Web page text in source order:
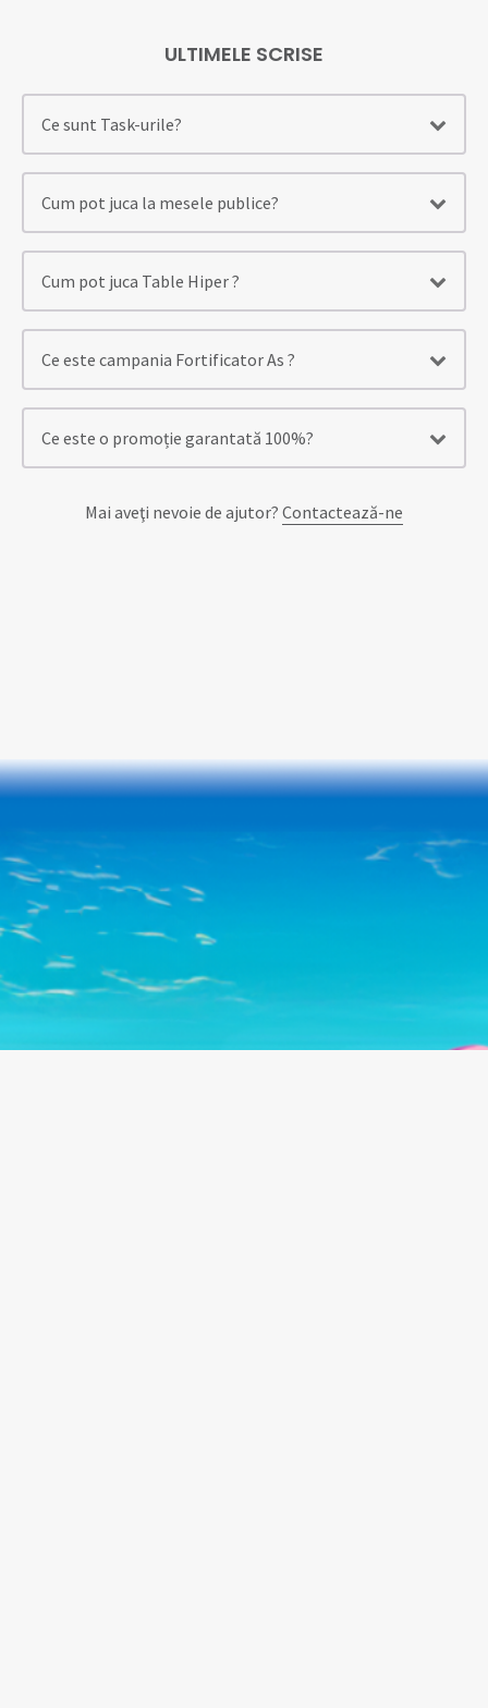
ULTIMELE SCRISE
Ce sunt Task-urile?
Cum pot juca la mesele publice?
Cum pot juca Table Hiper ?
Ce este campania Fortificator As ?
Ce este o promoție garantată 100%?
Mai aveţi nevoie de ajutor? Contactează-ne